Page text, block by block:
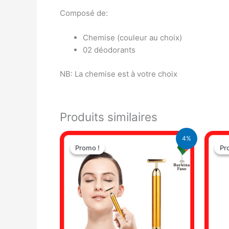
Composé de:
Chemise (couleur au choix)
02 déodorants
NB: La chemise est à votre choix
Produits similaires
4%
Promo !
Promo !
Le
prix
initial
était :
8.900 CFA.
Le
8.500 CFA.